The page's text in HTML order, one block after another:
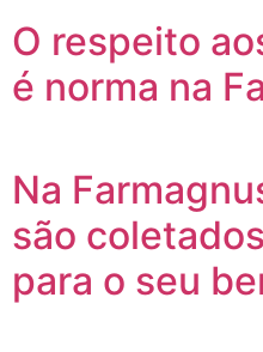
O respeito
é norma na
Na
são
para o seu